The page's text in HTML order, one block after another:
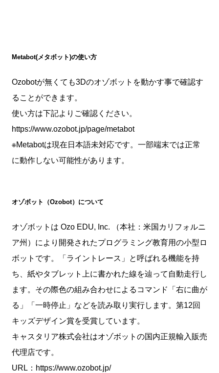
Metabot(メタボット)の使い方
Ozobotが無くても3Dのオゾボットを動かす事で確認す
ることができます。
使い方は下記よりご確認ください。
https://www.ozobot.jp/page/metabot
※Metabotは現在日本語未対応です。一部端末では正常
に動作しない可能性があります。
オゾボット（Ozobot）について
オゾボットは Ozo EDU, Inc. （本社：米国カリフォルニ
ア州）により開発されたプログラミング教育用の小型ロ
ボットです。「ライントレース」と呼ばれる機能を持
ち、紙やタブレット上に書かれた線を辿って自動走行し
ます。その際色の組み合わせによるコマンド「右に曲が
る」「一時停止」などを読み取り実行します。第12回
キッズデザイン賞を受賞しています。
キャスタリア株式会社はオゾボットの国内正規輸入販売
代理店です。
URL：https://www.ozobot.jp/